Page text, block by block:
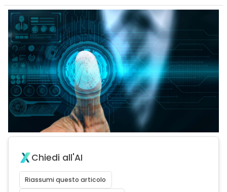
Chiedi all'AI
Riassumi questo articolo